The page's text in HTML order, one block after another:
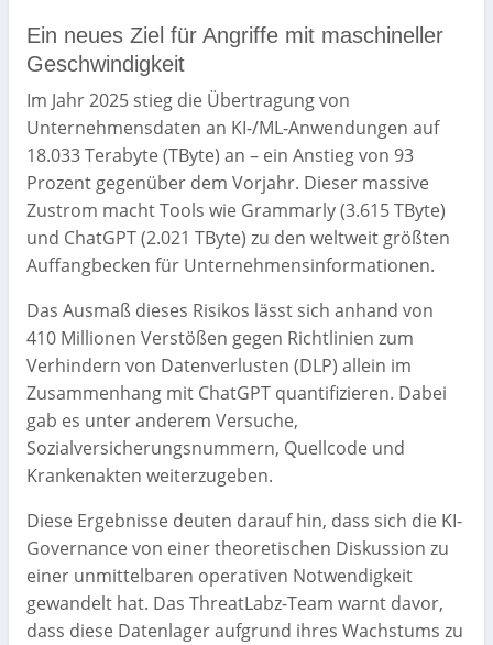
Ein neues Ziel für Angriffe mit maschineller
Geschwindigkeit
Im Jahr 2025 stieg die Übertragung von
Unternehmensdaten an KI-/ML-Anwendungen auf
18.033 Terabyte (TByte) an – ein Anstieg von 93
Prozent gegenüber dem Vorjahr. Dieser massive
Zustrom macht Tools wie Grammarly (3.615 TByte)
und ChatGPT (2.021 TByte) zu den weltweit größten
Auffangbecken für Unternehmensinformationen.
Das Ausmaß dieses Risikos lässt sich anhand von
410 Millionen Verstößen gegen Richtlinien zum
Verhindern von Datenverlusten (DLP) allein im
Zusammenhang mit ChatGPT quantifizieren. Dabei
gab es unter anderem Versuche,
Sozialversicherungsnummern, Quellcode und
Krankenakten weiterzugeben.
Diese Ergebnisse deuten darauf hin, dass sich die KI-
Governance von einer theoretischen Diskussion zu
einer unmittelbaren operativen Notwendigkeit
gewandelt hat. Das ThreatLabz-Team warnt davor,
dass diese Datenlager aufgrund ihres Wachstums zu